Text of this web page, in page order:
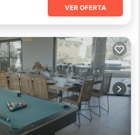
VER OFERTA